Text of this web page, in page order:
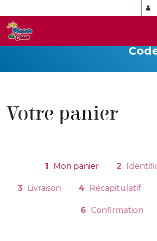
Votre panier
1 Mon panier 2
3 Livraison 4 Récapitulatif
6 Confirmation